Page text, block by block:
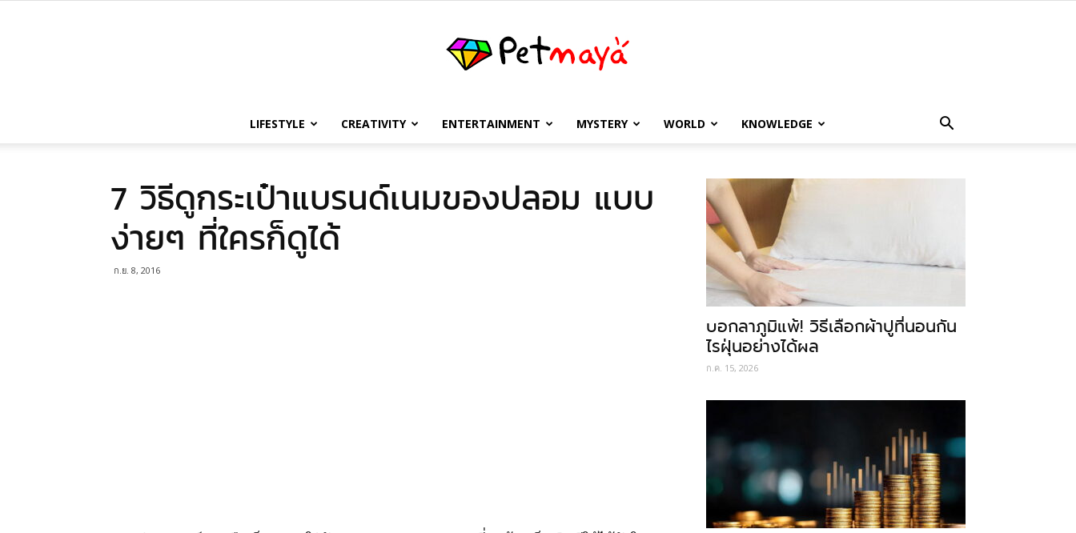
เพชร
LIFESTYLE CREATIVITY ENTERTAINMENT MYSTERY WORLD KNOWLEDGE
7 วิธีดูกระเป๋าแบรนด์เนมของปลอม แบบ
ง่ายๆ ที่ใครก็ดูได้
ก.ย. 8, 2016
บอกลาภูมิแพ้! วิธีเลือกผ้าปูที่นอนกัน
ไรฝุ่นอย่างได้ผล
ก.ค. 15, 2026